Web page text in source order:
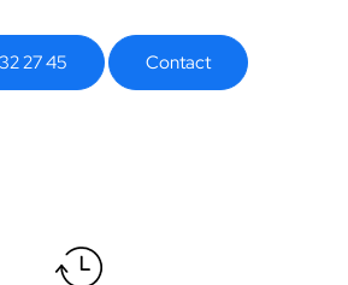
27 45 Contact